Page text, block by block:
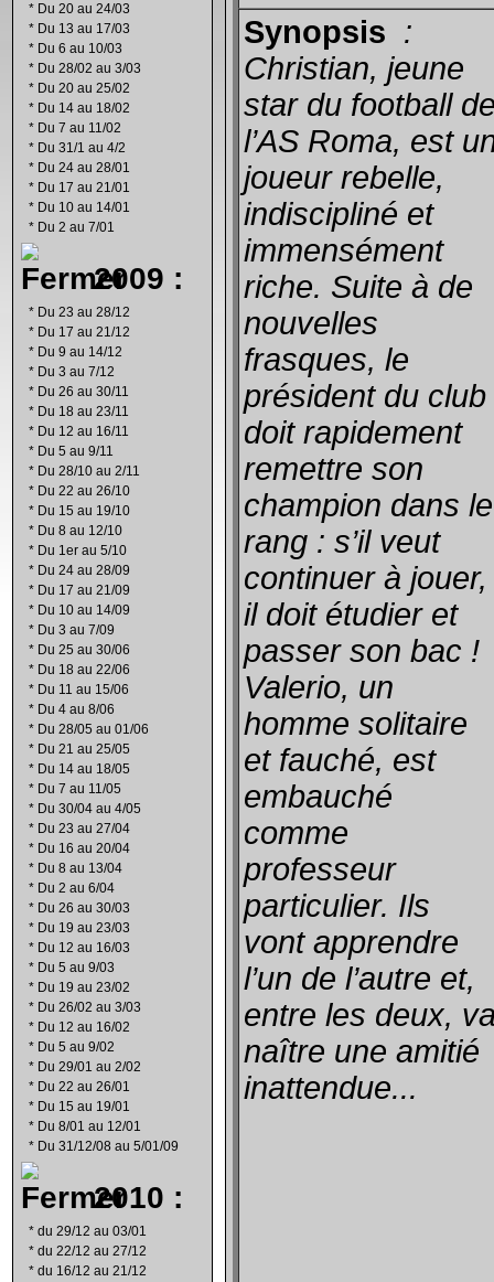
* Du 20 au 24/03
* Du 13 au 17/03
* Du 6 au 10/03
* Du 28/02 au 3/03
* Du 20 au 25/02
* Du 14 au 18/02
* Du 7 au 11/02
* Du 31/1 au 4/2
* Du 24 au 28/01
* Du 17 au 21/01
* Du 10 au 14/01
* Du 2 au 7/01
2009 :
* Du 23 au 28/12
* Du 17 au 21/12
* Du 9 au 14/12
* Du 3 au 7/12
* Du 26 au 30/11
* Du 18 au 23/11
* Du 12 au 16/11
* Du 5 au 9/11
* Du 28/10 au 2/11
* Du 22 au 26/10
* Du 15 au 19/10
* Du 8 au 12/10
* Du 1er au 5/10
* Du 24 au 28/09
* Du 17 au 21/09
* Du 10 au 14/09
* Du 3 au 7/09
* Du 25 au 30/06
* Du 18 au 22/06
* Du 11 au 15/06
* Du 4 au 8/06
* Du 28/05 au 01/06
* Du 21 au 25/05
* Du 14 au 18/05
* Du 7 au 11/05
* Du 30/04 au 4/05
* Du 23 au 27/04
* Du 16 au 20/04
* Du 8 au 13/04
* Du 2 au 6/04
* Du 26 au 30/03
* Du 19 au 23/03
* Du 12 au 16/03
* Du 5 au 9/03
* Du 19 au 23/02
* Du 26/02 au 3/03
* Du 12 au 16/02
* Du 5 au 9/02
* Du 29/01 au 2/02
* Du 22 au 26/01
* Du 15 au 19/01
* Du 8/01 au 12/01
* Du 31/12/08 au 5/01/09
2010 :
* du 29/12 au 03/01
* du 22/12 au 27/12
* du 16/12 au 21/12
Synopsis :
Christian, jeune
star du football
l’AS Roma, est
joueur rebelle,
indiscipliné et
immensément
riche. Suite à de
nouvelles
frasques, le
président du club
doit rapidement
remettre son
champion dans le
rang : s’il veut
continuer à jouer,
il doit étudier et
passer son bac !
Valerio, un
homme solitaire
et fauché, est
embauché
comme
professeur
particulier. Ils
vont apprendre
l’un de l’autre et,
entre les deux,
naître une amitié
inattendue...